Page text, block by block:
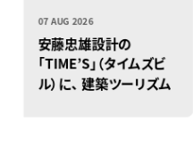
07 AUG 2026
安藤忠雄設計の
「TIME’S」（タイムズビ
ル）に、 建築ツーリズム